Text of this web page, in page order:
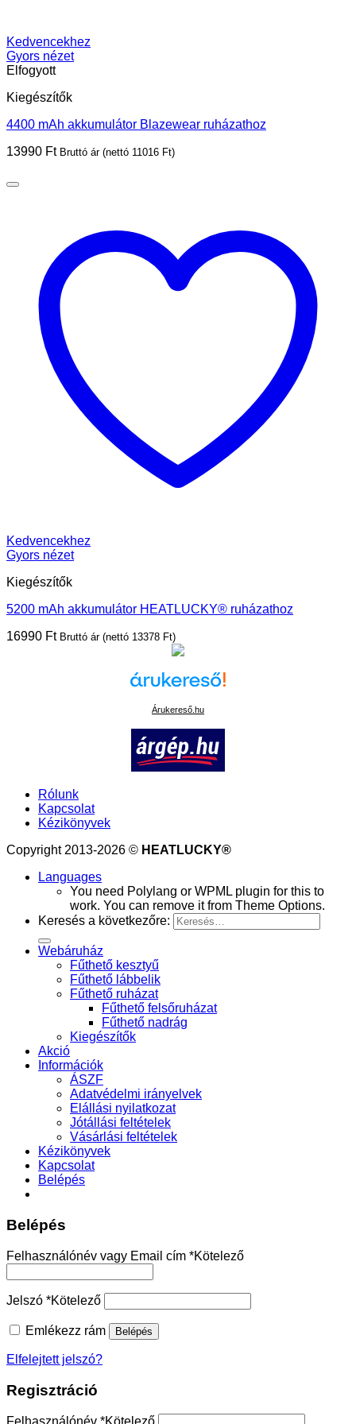
Kedvencekhez
Gyors nézet
Elfogyott
Kiegészítők
4400 mAh akkumulátor Blazewear ruházathoz
13990 Ft Bruttó ár (nettó 11016 Ft)
Kedvencekhez
Gyors nézet
Kiegészítők
5200 mAh akkumulátor HEATLUCKY® ruházathoz
16990 Ft Bruttó ár (nettó 13378 Ft)
Árukereső.hu
Rólunk
Kapcsolat
Kézikönyvek
Copyright 2013-2026 © HEATLUCKY®
Languages
You need Polylang or WPML plugin for this to
work. You can remove it from Theme Options.
Keresés a következőre:
Webáruház
Fűthető kesztyű
Fűthető lábbelik
Fűthető ruházat
Fűthető felsőruházat
Fűthető nadrág
Kiegészítők
Akció
Információk
ÁSZF
Adatvédelmi irányelvek
Elállási nyilatkozat
Jótállási feltételek
Vásárlási feltételek
Kézikönyvek
Kapcsolat
Belépés
Belépés
Felhasználónév vagy Email cím *Kötelező
Jelszó *Kötelező
Emlékezz rám Belépés
Elfelejtett jelszó?
Regisztráció